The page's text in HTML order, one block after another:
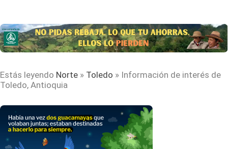
Estás leyendo Norte » Toledo » Información de interés de
Toledo, Antioquia